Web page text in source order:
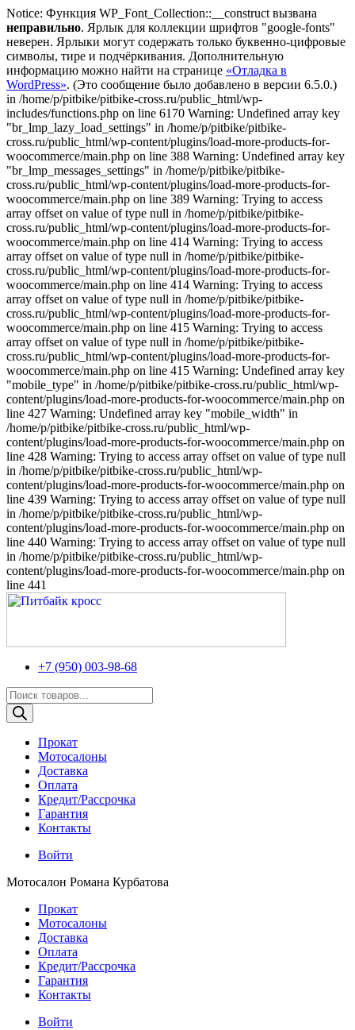
Notice: Функция WP_Font_Collection::__construct вызвана
неправильно. Ярлык для коллекции шрифтов "google-fonts"
неверен. Ярлыки могут содержать только буквенно-цифровые
символы, тире и подчёркивания. Дополнительную
информацию можно найти на странице «Отладка в
WordPress». (Это сообщение было добавлено в версии 6.5.0.)
in /home/p/pitbike/pitbike-cross.ru/public_html/wp-
includes/functions.php on line 6170 Warning: Undefined array key
"br_lmp_lazy_load_settings" in /home/p/pitbike/pitbike-
cross.ru/public_html/wp-content/plugins/load-more-products-for-
woocommerce/main.php on line 388 Warning: Undefined array key
"br_lmp_messages_settings" in /home/p/pitbike/pitbike-
cross.ru/public_html/wp-content/plugins/load-more-products-for-
woocommerce/main.php on line 389 Warning: Trying to access
array offset on value of type null in /home/p/pitbike/pitbike-
cross.ru/public_html/wp-content/plugins/load-more-products-for-
woocommerce/main.php on line 414 Warning: Trying to access
array offset on value of type null in /home/p/pitbike/pitbike-
cross.ru/public_html/wp-content/plugins/load-more-products-for-
woocommerce/main.php on line 414 Warning: Trying to access
array offset on value of type null in /home/p/pitbike/pitbike-
cross.ru/public_html/wp-content/plugins/load-more-products-for-
woocommerce/main.php on line 415 Warning: Trying to access
array offset on value of type null in /home/p/pitbike/pitbike-
cross.ru/public_html/wp-content/plugins/load-more-products-for-
woocommerce/main.php on line 415 Warning: Undefined array key
"mobile_type" in /home/p/pitbike/pitbike-cross.ru/public_html/wp-
content/plugins/load-more-products-for-woocommerce/main.php on
line 427 Warning: Undefined array key "mobile_width" in
/home/p/pitbike/pitbike-cross.ru/public_html/wp-
content/plugins/load-more-products-for-woocommerce/main.php on
line 428 Warning: Trying to access array offset on value of type null
in /home/p/pitbike/pitbike-cross.ru/public_html/wp-
content/plugins/load-more-products-for-woocommerce/main.php on
line 439 Warning: Trying to access array offset on value of type null
in /home/p/pitbike/pitbike-cross.ru/public_html/wp-
content/plugins/load-more-products-for-woocommerce/main.php on
line 440 Warning: Trying to access array offset on value of type null
in /home/p/pitbike/pitbike-cross.ru/public_html/wp-
content/plugins/load-more-products-for-woocommerce/main.php on
line 441
+7 (950) 003-98-68
Поиск
товаров
Прокат
Мотосалоны
Доставка
Оплата
Кредит/Рассрочка
Гарантия
Контакты
Войти
Мотосалон Романа Курбатова
Прокат
Мотосалоны
Доставка
Оплата
Кредит/Рассрочка
Гарантия
Контакты
Войти